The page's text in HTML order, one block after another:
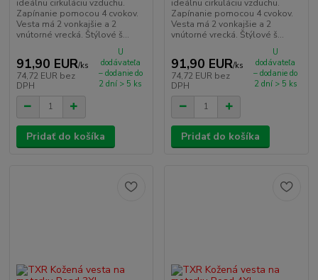
ideálnu cirkuláciu vzduchu.
Zapínanie pomocou 4 cvokov.
Vesta má 2 vonkajšie a 2
vnútorné vrecká. Štýlové š...
91,90 EUR/ks
74,72 EUR bez
DPH
U
dodávateľa
– dodanie do
2 dní > 5 ks
Pridať do košíka
ideálnu cirkuláciu vzduchu.
Zapínanie pomocou 4 cvokov.
Vesta má 2 vonkajšie a 2
vnútorné vrecká. Štýlové š...
91,90 EUR/ks
74,72 EUR bez
DPH
U
dodávateľa
– dodanie do
2 dní > 5 ks
Pridať do košíka